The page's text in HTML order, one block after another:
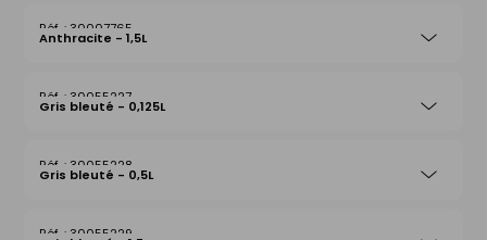
30007765
Anthracite - 1,5L
30055227
Gris bleuté - 0,125L
30055228
Gris bleuté - 0,5L
30055229